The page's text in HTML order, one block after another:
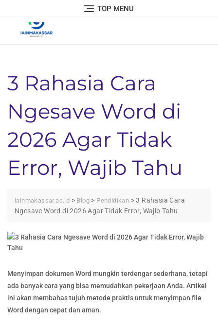
TOP MENU
3 Rahasia Cara
Ngesave Word di
2026 Agar Tidak
Error, Wajib Tahu
iainmakassar.ac.id > Blog > Pendidikan >3 Rahasia Cara
Ngesave Word di 2026 Agar Tidak Error, Wajib Tahu
Menyimpan dokumen Word mungkin terdengar sederhana, tetapi
ada banyak cara yang bisa memudahkan pekerjaan Anda. Artikel
ini akan membahas tujuh metode praktis untuk menyimpan file
Word dengan cepat dan aman.